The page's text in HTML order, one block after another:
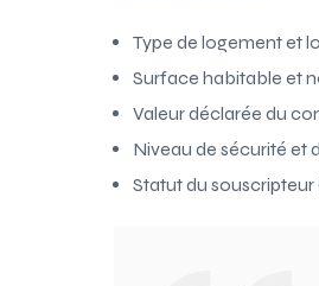
Type de logement et
Surface habitable et
Valeur déclarée du
Niveau de sécurité et
Statut du